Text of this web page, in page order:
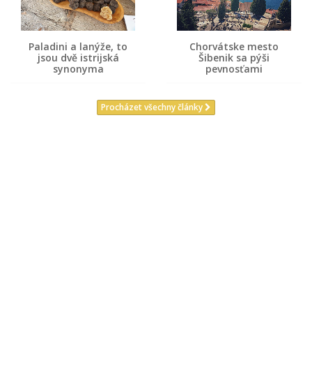
Paladini a lanýže, to
jsou dvě istrijská
synonyma
Chorvátske mesto
Šibenik sa pýši
pevnosťami
Procházet všechny články